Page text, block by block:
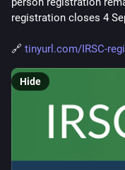
registration closes 4
🔗 tinyurl.com/IRSC-
Hide